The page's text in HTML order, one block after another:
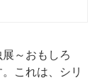
～おもしろ
これは、シリ